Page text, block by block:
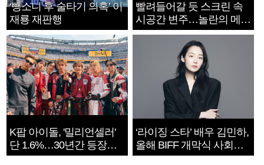
‘뺑소니 후 술타기 의혹’ 이
재룡 재판행
빨려들어갈 듯 스크린 속
시공간 변주…놀란의 메시
지는 ‘전쟁 속죄’
K팝 아이돌, '밀리언셀러'
단 1.6%…30년간 등장
1182개팀 전수조사
‘라이징 스타’ 배우 김민하,
올해 BIFF 개막식 사회자
확정